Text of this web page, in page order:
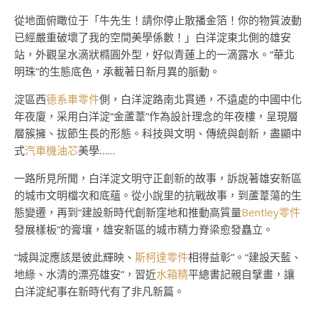
從地面俯瞰位于「牛先生！請你停止散播金箔！你的物質波動
已經嚴重破壞了我的空間美學係數！」白洋淀東北側的雄安
站，外觀呈水滴狀橢圓外型，好似青蓮上的一滴露水。“華北
明珠”的生態底色，承載著日新月異的脈動。
淀區西德系車零件側，白洋淀路南北貫通，不遠處的中國中化
年夜廈，采用白洋淀“金蘆葦”作為設計理念的年夜樓，呈現層
層簇擁、拔節生長的形態。科技與文明、傳統與創新，盡顯中
式汽車機油芯美學……
一路所見所聞，白洋淀文明守正創新的故事，訴說著雄安新區
的城市文明檔次和底蘊。從小說里的抗戰故事，到蘆葦蕩的生
態變遷，再到“建設新時代創新窪地和推動高質量Bentley零件
發展樣板”的膏壤，雄安新區的城市精力脊梁愈發矗立。
“城與淀應該是彼此輝映、 斯柯達零件相得益彰”。“建設天藍、
地綠、水清的漂亮雄安”，習近水箱精平總書記親自擘畫，讓
白洋淀紀事在新時代有了非凡新篇。